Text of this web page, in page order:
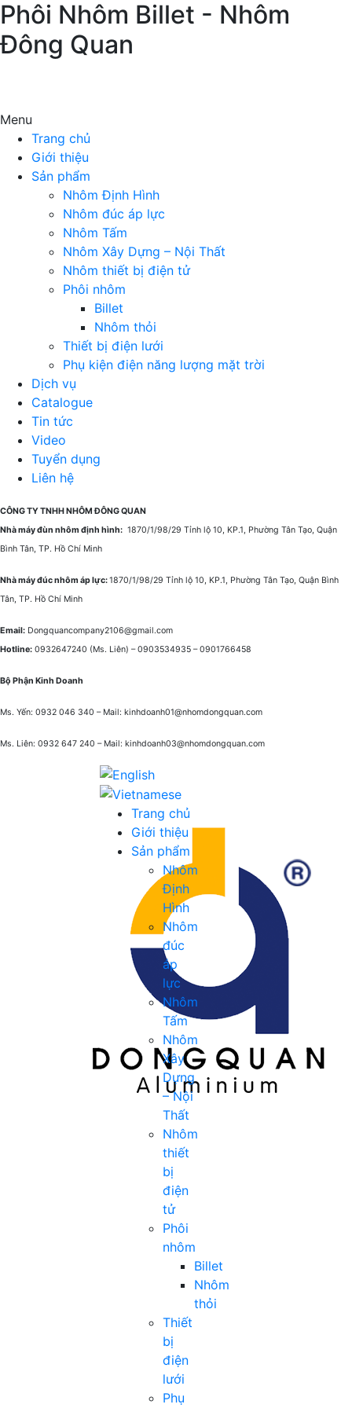
Phôi Nhôm Billet - Nhôm
Đông Quan
Menu
Trang chủ
Giới thiệu
Sản phẩm
Nhôm Định Hình
Nhôm đúc áp lực
Nhôm Tấm
Nhôm Xây Dựng – Nội Thất
Nhôm thiết bị điện tử
Phôi nhôm
Billet
Nhôm thỏi
Thiết bị điện lưới
Phụ kiện điện năng lượng mặt trời
Dịch vụ
Catalogue
Tin tức
Video
Tuyển dụng
Liên hệ
CÔNG TY TNHH NHÔM ĐÔNG QUAN
Nhà máy đùn nhôm định hình: 1870/1/98/29 Tỉnh lộ 10, KP.1, Phường Tân Tạo, Quận
Bình Tân, TP. Hồ Chí Minh
Nhà máy đúc nhôm áp lực:1870/1/98/29 Tỉnh lộ 10, KP.1, Phường Tân Tạo, Quận Bình
Tân, TP. Hồ Chí Minh
Email: Dongquancompany2106@gmail.com
Hotline: 0932647240 (Ms. Liên) –0903534935 –0901766458
Bộ Phận Kinh Doanh
Ms. Yến: 0932 046 340 – Mail: kinhdoanh01@nhomdongquan.com
Ms. Liên: 0932 647 240 – Mail: kinhdoanh03@nhomdongquan.com
Trang chủ
Giới thiệu
Sản phẩm
Nhôm
Định
Hình
Nhôm
đúc
áp
lực
Nhôm
Tấm
Nhôm
Xây
Dựng
– Nội
Thất
Nhôm
thiết
bị
điện
tử
Phôi
nhôm
Billet
Nhôm
thỏi
Thiết
bị
điện
lưới
Phụ